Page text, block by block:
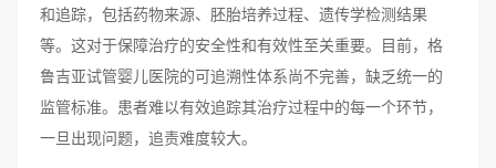
和追踪，包括药物来源、胚胎培养过程、遗传学检测结果
等。这对于保障治疗的安全性和有效性至关重要。目前，格
鲁吉亚试管婴儿医院的可追溯性体系尚不完善，缺乏统一的
监管标准。患者难以有效追踪其治疗过程中的每一个环节，
一旦出现问题，追责难度较大。